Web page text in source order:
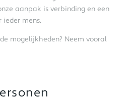
aanpak is verbinding en een
mens.
mogelijkheden? Neem vooral